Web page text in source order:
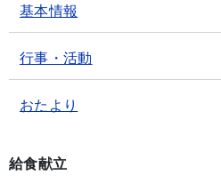
基本情報
行事・活動
おたより
給食献立